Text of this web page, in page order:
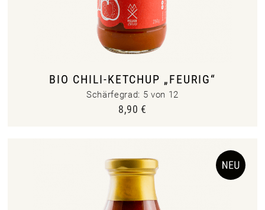
BIO CHILI-KETCHUP „FEURIG“
Schärfegrad: 5 von 12
8,90 €